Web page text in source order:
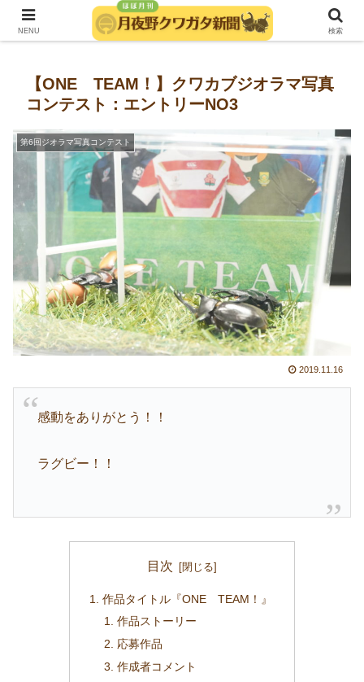
発行：月夜野きのこ園クワガタ菌床販売部
【ONE TEAM！】クワカブジオラマ写真
コンテスト：エントリーNO3
第6回ジオラマ写真コンテスト
2019.11.16
感動をありがとう！！
ラグビー！！
目次
作品タイトル『ONE TEAM！』
作品ストーリー
応募作品
作成者コメント
NENU 検索